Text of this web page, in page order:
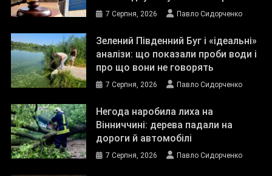
7 Серпня, 2026 Павло Сидорченко
Зелений Південний Буг і «ідеальні»
аналізи: що показали проби води і
про що вони не говорять
7 Серпня, 2026 Павло Сидорченко
Негода наробила лиха на
Вінниччині: дерева падали на
дороги й автомобілі
7 Серпня, 2026 Павло Сидорченко